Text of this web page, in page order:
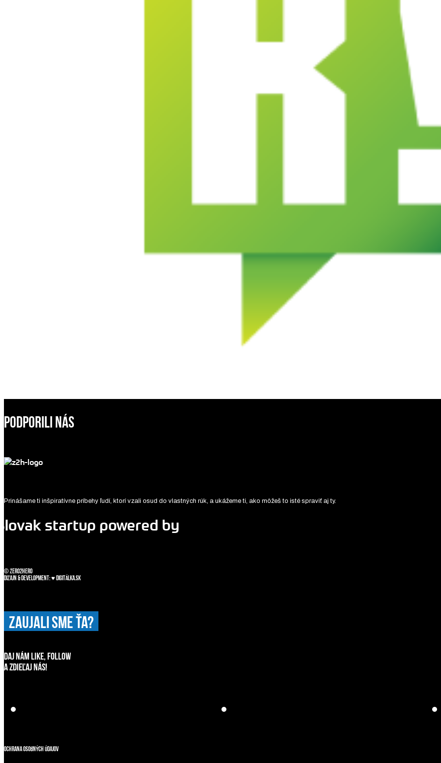
PODPORILI NÁS
Prinášame ti inšpiratívne príbehy ľudí, ktorí vzali osud do vlastných rúk, a ukážeme ti, ako môžeš to isté spraviť aj ty.
© zero2hero
Dizajn & development: ♥ Digitálka.sk
ZAUJALI SME ŤA?
DAJ NÁM LIKE, FOLLOW
A ZDIEĽAJ NÁS!
Ochrana osobných údajov